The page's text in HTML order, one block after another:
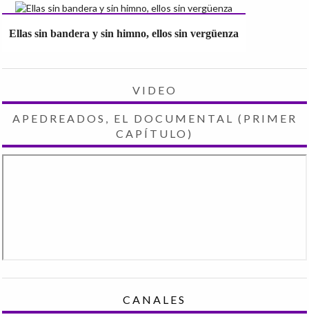
Ellas sin bandera y sin himno, ellos sin vergüenza
VIDEO
APEDREADOS, EL DOCUMENTAL (PRIMER
CAPÍTULO)
CANALES